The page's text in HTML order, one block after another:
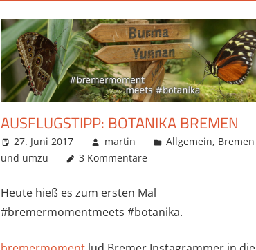
AUSFLUGSTIPP: BOTANIKA BREMEN
27. Juni 2017 martin Allgemein, Bremen
und umzu
3 Kommentare
Heute hieß es zum ersten Mal
#bremermomentmeets #botanika.